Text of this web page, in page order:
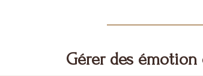
Gérer des émotion